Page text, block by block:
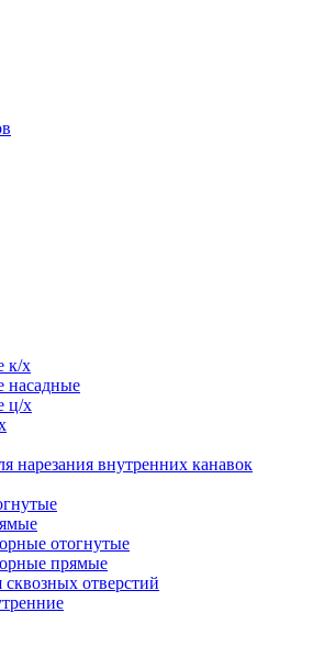
к/х
насадные
ц/х
нарезания внутренних канавок
отогнутые
прямые
отверстий